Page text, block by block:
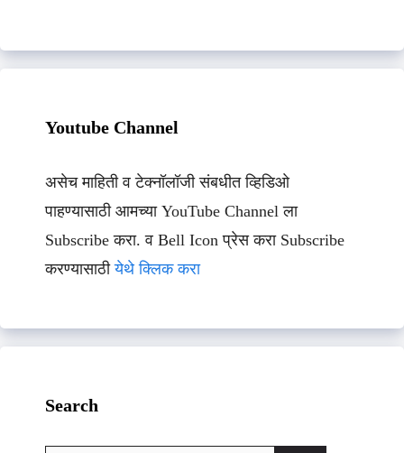
Youtube Channel
असेच माहिती व टेक्नॉलॉजी संबधीत व्हिडिओ
पाहण्यासाठी आमच्या YouTube Channel ला
Subscribe करा. व Bell Icon प्रेस करा Subscribe
करण्यासाठीयेथे क्लिक करा
Search